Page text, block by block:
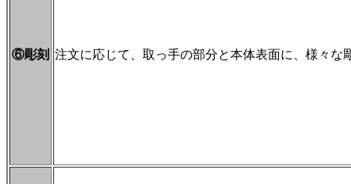
⑥彫刻 注文に応じて、取っ手の部分と本体表面に、様々な